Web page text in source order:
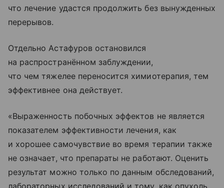
что лечение удастся продолжить без вынужденных
перерывов.
Отдельно Астафуров остановился
на распространённом заблуждении,
что чем тяжелее переносится химиотерапия, тем
эффективнее она действует.
«Выраженность побочных эффектов не является
показателем эффективности лечения, как
и хорошее самочувствие во время терапии также
не означает, что препараты не работают. Оценить
результат можно только по данным обследований,